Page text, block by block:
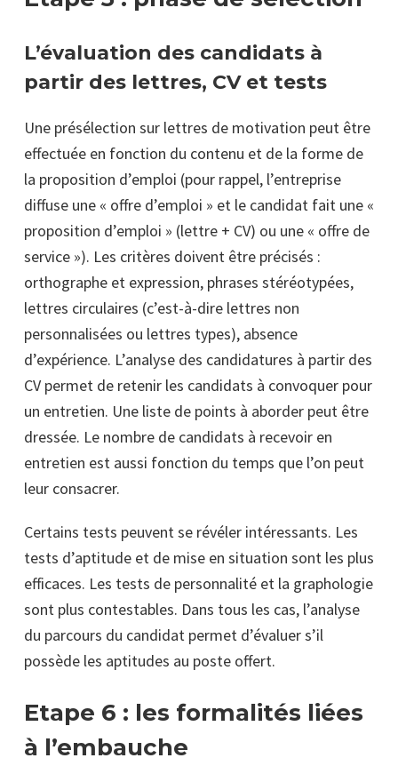
L’évaluation des candidats à
partir des lettres, CV et tests
Une présélection sur lettres de motivation peut être
effectuée en fonction du contenu et de la forme de
la proposition d’emploi (pour rappel, l’entreprise
diffuse une « offre d’emploi » et le candidat fait une «
proposition d’emploi » (lettre + CV) ou une « offre de
service »). Les critères doivent être précisés :
orthographe et expression, phrases stéréotypées,
lettres circulaires (c’est-à-dire lettres non
personnalisées ou lettres types), absence
d’expérience. L’analyse des candidatures à partir des
CV permet de retenir les candidats à convoquer pour
un entretien. Une liste de points à aborder peut être
dressée. Le nombre de candidats à recevoir en
entretien est aussi fonction du temps que l’on peut
leur consacrer.
Certains tests peuvent se révéler intéressants. Les
tests d’aptitude et de mise en situation sont les plus
efficaces. Les tests de personnalité et la graphologie
sont plus contestables. Dans tous les cas, l’analyse
du parcours du candidat permet d’évaluer s’il
possède les aptitudes au poste offert.
Etape 6 : les formalités liées
à l’embauche